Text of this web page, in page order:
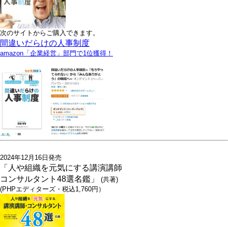
次のサイトからご購入できます。
間違いだらけの人事制度
amazon「企業経営」部門で1位獲得！
2024年12月16日発売
「人や組織を元気にする講演講師
コンサルタント48選名鑑」 (共著)
(PHPエディターズ・税込1,760円）